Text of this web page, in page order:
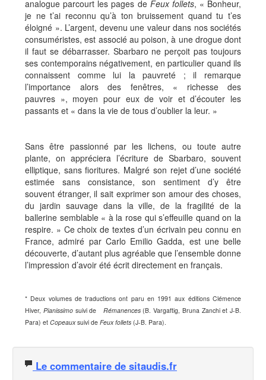
analogue parcourt les pages de Feux follets, « Bonheur,
je ne t’ai reconnu qu’à ton bruissement quand tu t’es
éloigné ». L’argent, devenu une valeur dans nos sociétés
consuméristes, est associé au poison, à une drogue dont
il faut se débarrasser. Sbarbaro ne perçoit pas toujours
ses contemporains négativement, en particulier quand ils
connaissent comme lui la pauvreté ; il remarque
l’importance alors des fenêtres, « richesse des
pauvres », moyen pour eux de voir et d’écouter les
passants et « dans la vie de tous d’oublier la leur. »
Sans être passionné par les lichens, ou toute autre
plante, on appréciera l’écriture de Sbarbaro, souvent
elliptique, sans fioritures. Malgré son rejet d’une société
estimée sans consistance, son sentiment d’y être
souvent étranger, il sait exprimer son amour des choses,
du jardin sauvage dans la ville, de la fragilité de la
ballerine semblable « à la rose qui s’effeuille quand on la
respire. » Ce choix de textes d’un écrivain peu connu en
France, admiré par Carlo Emilio Gadda, est une belle
découverte, d’autant plus agréable que l’ensemble donne
l’impression d’avoir été écrit directement en français.
* Deux volumes de traductions ont paru en 1991 aux éditions Clémence
Hiver, Pianissimosuivi de Rémanences(B. Vargaftig, Bruna Zanchi et J-B.
Para) et Copeauxsuivi de Feux follets (J-B. Para).
Le commentaire de sitaudis.fr